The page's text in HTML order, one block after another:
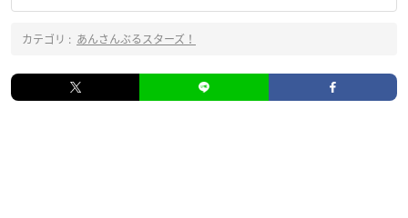
カテゴリ : あんさんぶるスターズ！